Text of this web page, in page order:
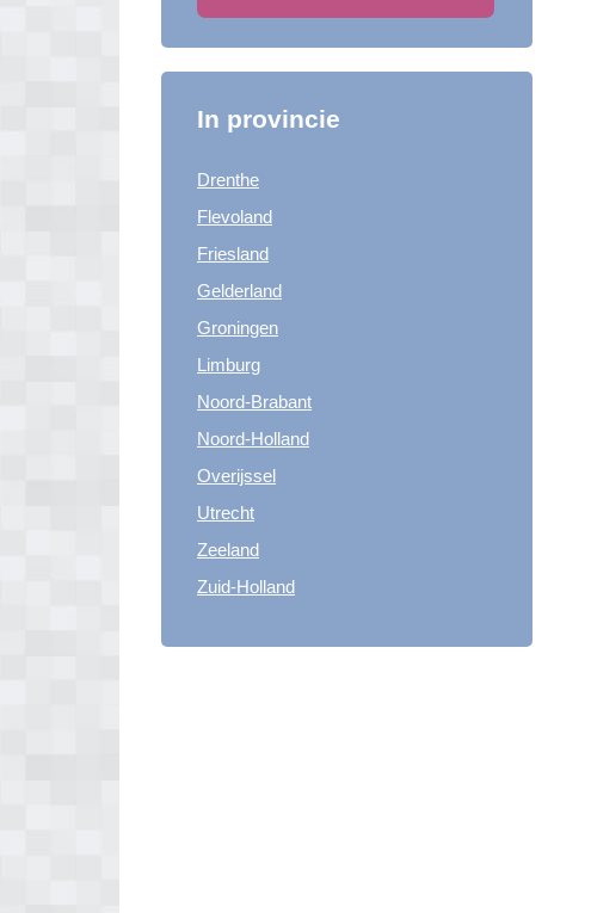
In provincie
Drenthe
Flevoland
Friesland
Gelderland
Groningen
Limburg
Noord-Brabant
Noord-Holland
Overijssel
Utrecht
Zeeland
Zuid-Holland